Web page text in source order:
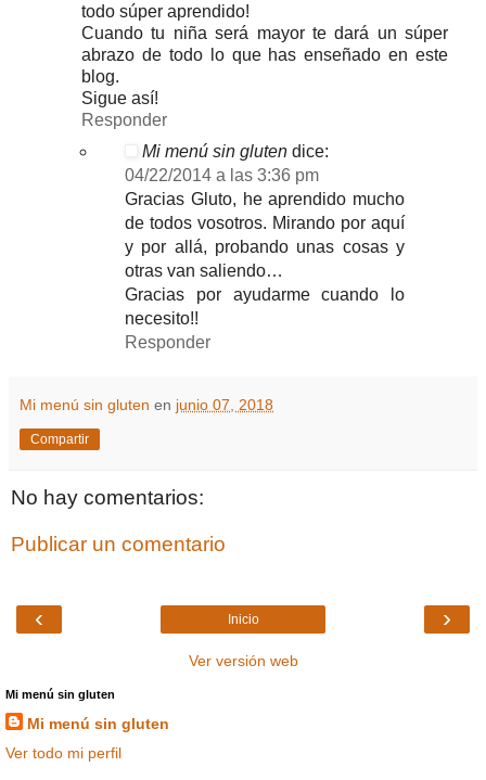
todo súper aprendido!
Cuando tu niña será mayor te dará un súper
abrazo de todo lo que has enseñado en este
blog.
Sigue así!
Responder
Mi menú sin gluten dice:
04/22/2014 a las 3:36 pm
Gracias Gluto, he aprendido mucho
de todos vosotros. Mirando por aquí
y por allá, probando unas cosas y
otras van saliendo…
Gracias por ayudarme cuando lo
necesito!!
Responder
Mi menú sin gluten en junio 07, 2018
Compartir
No hay comentarios:
Publicar un comentario
‹ ›
Inicio
Ver versión web
Mi menú sin gluten
Mi menú sin gluten
Ver todo mi perfil